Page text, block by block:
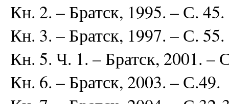
Кн. 2. – Братск, 1995. – С. 45.
Кн. 3. – Братск, 1997. – С. 55.
Кн. 5. Ч. 1. – Братск, 2001. –
Кн. 6. – Братск, 2003. – С.49.